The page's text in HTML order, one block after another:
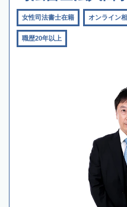
女性司法書士在籍 オンライン
職歴20年以上